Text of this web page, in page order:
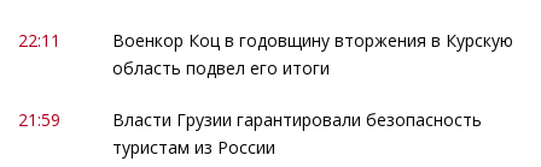
22:11
Военкор Коц в годовщину вторжения в Курскую
область подвел его итоги
21:59
Власти Грузии гарантировали безопасность
туристам из России